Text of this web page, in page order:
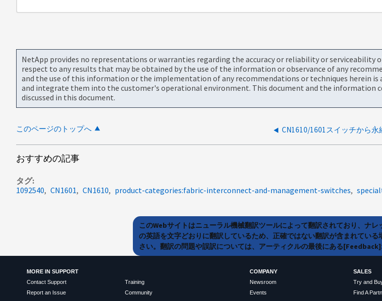
NetApp provides no representations or warranties regarding the accuracy or reliability or
respect to any results that may be obtained by the use of the information or observance of any
and the use of this information or the implementation of any recommendations or techniques herein
and integrate them into the customer's operational environment. This document and the information
discussed in this document.
このページのトップへ CN1610/1601スイッチから
おすすめの記事
タグ
1092540
CN1601 CN1610 product-categories:fabric-interconnect-and-management-switches
このWebサイトはニューラル機械翻訳ツールによって翻訳されており、ナ
の英語を文字どおりに翻訳しているため、正確ではない翻訳が含まれてい
さい。翻訳の問題や誤訳については、アーティクルの最後にある[Feedback]
MORE IN SUPPORT
Contact Support
Report an Issue
Training
Community
COMPANY
Newsroom
Events
SALES
Try and
Find A